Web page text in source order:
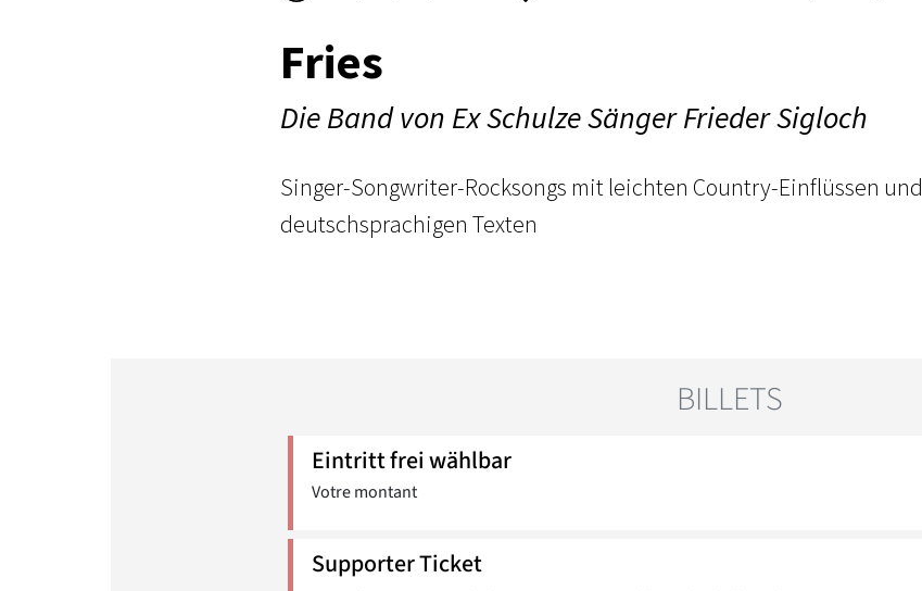
Fries
Die Band von Ex Schulze Sänger Frieder Sigloch
Singer-Songwriter-Rocksongs mit leichten Country-Einflüssen und
deutschsprachigen Texten